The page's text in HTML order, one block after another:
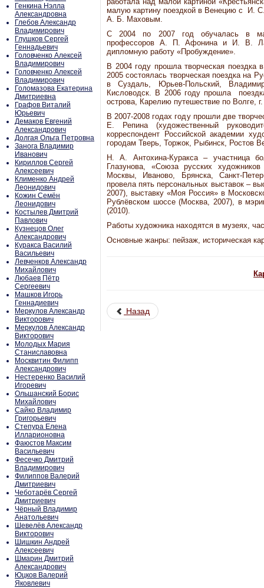
Генкина Нэлла
Александровна
Глебов Александр
Владимирович
Глушков Сергей
Геннадьевич
Головченко Алексей
Владимирович
Головченко Алексей
Владимирович
Голомазова Екатерина
Дмитриевна
Графов Виталий
Юрьевич
Демаков Евгений
Александрович
Долгая Ольга Петровна
Занога Владимир
Иванович
Кириллов Сергей
Алексеевич
Клименко Андрей
Леонидович
Кожин Семён
Леонидович
Костылев Дмитрий
Павлович
Кузнецов Олег
Александрович
Куракса Василий
Васильевич
Левченков Александр
Михайлович
Любаев Пётр
Сергеевич
Машков Игорь
Геннадиевич
Меркулов Александр
Викторович
Меркулов Александр
Викторович
Молодых Мария
Станиславовна
Москвитин Филипп
Александрович
Нестеренко Василий
Игоревич
Ольшанский Борис
Михайлович
Сайко Владимир
Григорьевич
Степура Елена
Илларионовна
Фаюстов Максим
Васильевич
Фесечко Дмитрий
Владимирович
Филиппов Валерий
Дмитриевич
Чеботарёв Сергей
Дмитриевич
Чёрный Владимир
Анатольевич
Шевелёв Александр
Викторович
Шишкин Андрей
Алексеевич
Шмарин Дмитрий
Александрович
Юцков Валерий
Яковлевич
малую картину поездкой в Венецию с И.
А. Б. Маховым.
С 2004 по 2007 год обучалась в
профессоров А. П. Афонина и И. В.
дипломную работу «Пробуждение».
В 2004 году прошла творческая
2005 состоялась творческая поездка на
в Суздаль, Юрьев-Польский,
Кисловодск. В 2006 году прошла
острова, Карелию путешествие по Волге,
В 2007-2008 годах году прошли две
Е. Репина (художественный
корреспондент Российской академии
городам Тверь, Торжок, Рыбинск, Ростов
Н. А. Антохина-Куракса – участница
Глазунова, «Союза русских
Москвы, Иваново, Брянска, Санкт-
провела пять персональных выставок –
2007), выставку «Моя Россия» в
Рублёвском шоссе (Москва, 2007), в
(2010).
Работы художника находятся в музеях,
Основные жанры: пейзаж, историческая
Назад